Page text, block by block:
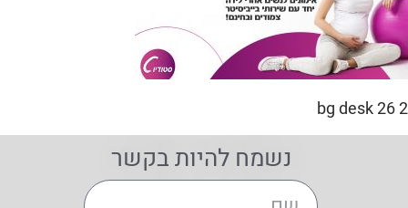
bg desk 26 2
נשמח להיות בקשר